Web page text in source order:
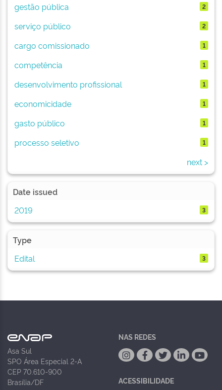
gestão pública 2
serviço público 2
cargo comissionado 1
competência 1
desenvolvimento profissional 1
economicidade 1
gasto público 1
processo seletivo 1
next >
Date issued
2019
3
Type
Edital
3
Asa Sul
SPO Área Especial 2-A
CEP 70.610-900
Brasília/DF
NAS REDES
ACESSIBILIDADE